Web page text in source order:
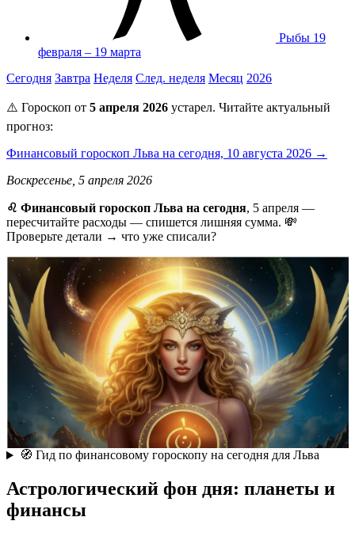
Рыбы 19
февраля – 19 марта
Сегодня Завтра Неделя След. неделя Месяц 2026
⚠️ Гороскоп от 5 апреля 2026 устарел. Читайте актуальный
прогноз:
Финансовый гороскоп Льва на сегодня, 10 августа 2026 →
Воскресенье, 5 апреля 2026
♌ Финансовый гороскоп Льва на сегодня, 5 апреля —
пересчитайте расходы — спишется лишняя сумма. 💸
Проверьте детали → что уже списали?
🧭 Гид по финансовому гороскопу на сегодня для Льва
Астрологический фон дня: планеты и
финансы